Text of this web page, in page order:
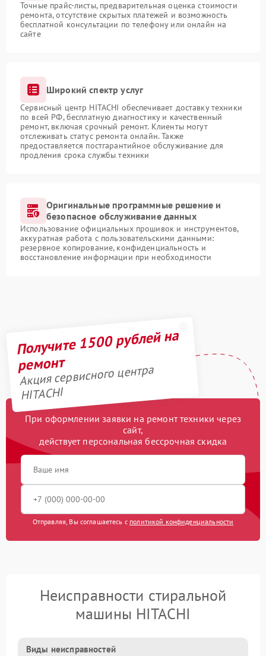
Точные прайс-листы, предварительная оценка стоимости
ремонта, отсутствие скрытых платежей и возможность
бесплатной консультации по телефону или онлайн на
сайте
Широкий спектр услуг
Сервисный центр HITACHI обеспечивает доставку техники
по всей РФ, бесплатную диагностику и качественный
ремонт, включая срочный ремонт. Клиенты могут
отслеживать статус ремонта онлайн. Также
предоставляется постгарантийное обслуживание для
продления срока службы техники
Оригинальные программные решение и
безопасное обслуживание данных
Использование официальных прошивок и инструментов,
аккуратная работа с пользовательскими данными:
резервное копирование, конфиденциальность и
восстановление информации при необходимости
Получите 1500 рублей на
ремонт
Акция сервисного центра
HITACHI
При оформлении заявки на ремонт техники через
сайт,
действует персональная бессрочная скидка
Отправляя, Вы соглашаетесь с политикой конфиденциальности
Неисправности стиральной
машины HITACHI
Виды неисправностей